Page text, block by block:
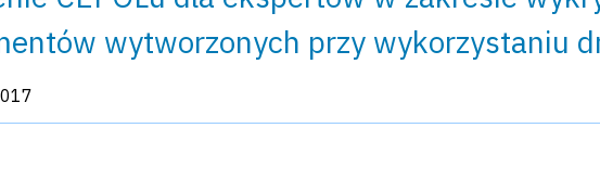
wytworzonych przy wykorzystaniu